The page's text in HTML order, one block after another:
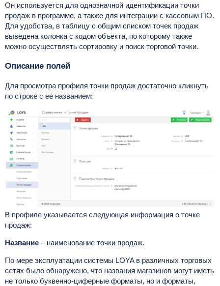
Он используется для однозначной идентификации точки
продаж в программе, а также для интеграции с кассовым ПО.
Для удобства, в таблицу с общим списком точек продаж
выведена колонка с кодом объекта, по которому также
можно осуществлять сортировку и поиск торговой точки.
Описание полей
Для просмотра профиля точки продаж достаточно кликнуть
по строке с ее названием:
В профиле указывается следующая информация о точке
продаж:
Название – наименование точки продаж.
По мере эксплуатации системы LOYA в различных торговых
сетях было обнаружено, что названия магазинов могут иметь
не только буквенно-циферные форматы, но и форматы,